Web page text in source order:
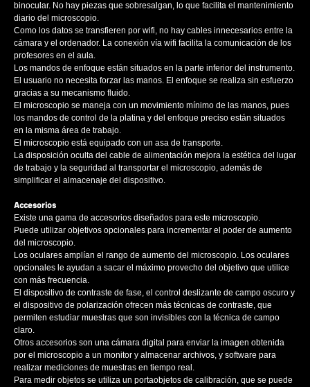
binocular. No hay piezas que sobresalgan, lo que facilita el mantenimiento
diario del microscopio.
Como los datos se transfieren por wifi, no hay cables innecesarios entre la
cámara y el ordenador. La conexión vía wifi facilita la comunicación de los
profesores en el aula.
Los mandos de enfoque están situados en la parte inferior del instrumento.
El usuario no necesita forzar las manos. El enfoque se realiza sin esfuerzo
gracias a su mecanismo fluido.
El microscopio se maneja con un movimiento mínimo de las manos, pues
los mandos de control de la platina y del enfoque preciso están situados
en la misma área de trabajo.
El microscopio está equipado con un asa de transporte.
La disposición oculta del cable de alimentación mejora la estética del lugar
de trabajo y la seguridad al transportar el microscopio, además de
simplificar el almacenaje del dispositivo.
Accesorios
Existe una gama de accesorios diseñados para este microscopio.
Puede utilizar objetivos opcionales para incrementar el poder de aumento
del microscopio.
Los oculares amplían el rango de aumento del microscopio. Los oculares
opcionales le ayudan a sacar el máximo provecho del objetivo que utilice
con más frecuencia.
El dispositivo de contraste de fase, el control deslizante de campo oscuro y
el dispositivo de polarización ofrecen más técnicas de contraste, que
permiten estudiar muestras que son invisibles con la técnica de campo
claro.
Otros accesorios son una cámara digital para enviar la imagen obtenida
por el microscopio a un monitor y almacenar archivos, y software para
realizar mediciones de muestras en tiempo real.
Para medir objetos se utiliza un portaobjetos de calibración, que se puede